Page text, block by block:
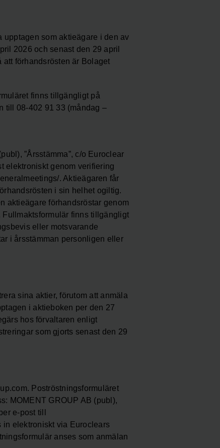
upptagen som aktieägare i den av
2026 och senast den 29 april
förhandsrösten är Bolaget
finns tillgängligt på
till 08-402 91 33 (måndag –
”Årsstämma”, c/o Euroclear
elektroniskt genom verifiering
. Aktieägaren får
i sin helhet ogiltig.
aktieägare förhandsröstar genom
finns tillgängligt
eller motsvarande
i årsstämman personligen eller
sina aktier, förutom att anmäla
i aktieboken per den 27
hos förvaltaren enligt
som gjorts senast den 29
Poströstningsformuläret
MOMENT GROUP AB (publ),
e-post till
in elektroniskt via Euroclears
anses som anmälan